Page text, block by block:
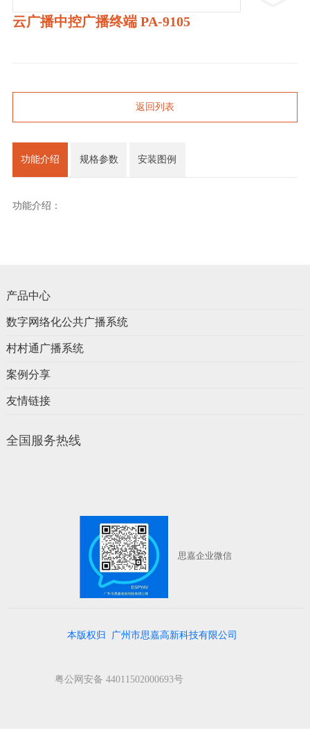
云广播中控广播终端 PA-9105
返回列表
功能介绍 规格参数 安装图例
功能介绍：
产品中心
数字网络化公共广播系统
村村通广播系统
案例分享
友情链接
全国服务热线
思嘉企业微信
本版权归 广州市思嘉高新科技有限公司
粤公网安备 44011502000693号